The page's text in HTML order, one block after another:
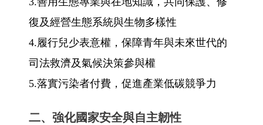
復及經營生態系統與生物多樣性
4.履行兒少表意權，保障青年與未來世代的
司法救濟及氣候決策參與權
5.落實污染者付費，促進產業低碳競爭力
二、強化國家安全與自主韌性